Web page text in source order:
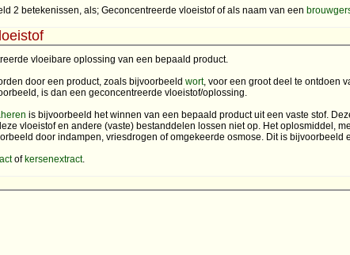
2 betekenissen, als; Geconcentreerde vloeistof of als naam van een
vloeibare oplossing van een bepaald product.
door een product, zoals bijvoorbeeld wort, voor een groot deel te ontdoen
is dan een geconcentreerde vloeistof/oplossing.
is bijvoorbeeld het winnen van een bepaald product uit een vaste stof.
vloeistof en andere (vaste) bestanddelen lossen niet op. Het oplosmiddel,
door indampen, vriesdrogen of omgekeerde osmose. Dit is bijvoorbeeld
of kersenextract.